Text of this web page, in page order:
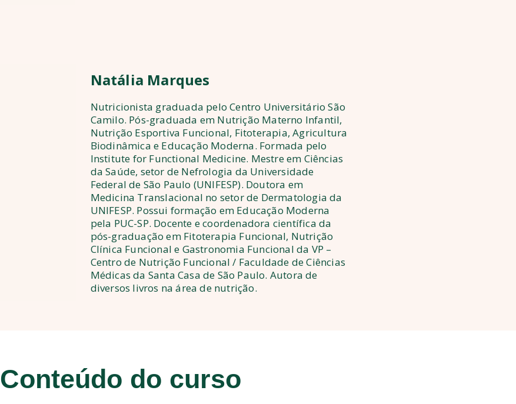
Natália Marques
Nutricionista graduada pelo Centro Universitário São
Camilo. Pós-graduada em Nutrição Materno Infantil,
Nutrição Esportiva Funcional, Fitoterapia, Agricultura
Biodinâmica e Educação Moderna. Formada pelo
Institute for Functional Medicine. Mestre em Ciências
da Saúde, setor de Nefrologia da Universidade
Federal de São Paulo (UNIFESP). Doutora em
Medicina Translacional no setor de Dermatologia da
UNIFESP. Possui formação em Educação Moderna
pela PUC-SP. Docente e coordenadora científica da
pós-graduação em Fitoterapia Funcional, Nutrição
Clínica Funcional e Gastronomia Funcional da VP –
Centro de Nutrição Funcional / Faculdade de Ciências
Médicas da Santa Casa de São Paulo. Autora de
diversos livros na área de nutrição.
Conteúdo do curso